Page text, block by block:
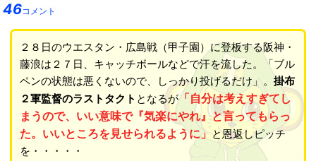
46コメント
２８日のウエスタン・広島戦（甲子園）に登板する阪神・
藤浪は２７日、キャッチボールなどで汗を流した。「ブル
ペンの状態は悪くないので、しっかり投げるだけ」。 掛布
２軍監督のラストタクト となるが「自分は考えすぎてし
まうので、いい意味で『気楽にやれ』と言ってもらっ
た。いいところを見せられるように」 と恩返しピッチ
を・・・・・